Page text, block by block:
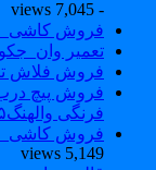
فروش کاشی
تعمیر وان_جکوزی_
فروش فلاش تانک
فروش پیچ درب
فرنگی والهنگ۰۹۱۲۱۵۰۷۸۲۵
فروش
5,149 views